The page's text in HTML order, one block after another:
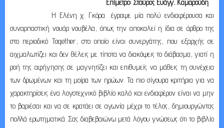
Επίμετρο: Σταύρος Ευάγγ. Καμαρούδη
Η Ελένη χ. Γκόρα έγραψε μία πολύ ενδιαφέρουσα και
συναρπαστική νουάρ νουβέλα, όπως την αποκαλεί η ίδια σε άρθρο της
στο περιοδικό Together, στο οποίο είναι συνεργάτης, που εξαρχής σε
αιχμαλωτίζει και δεν θέλεις με τίποτα να διακόψεις το διάβασμα, γιατί η
ροή της αφήγησης σε μαγνητίζει και επιθυμείς να μάθεις τη συνέχεια
των δρωμένων και τη μοίρα των ηρώων. Τα πιο σίγουρα κριτήρια για να
χαρακτηρίσεις ένα λογοτεχνικό βιβλίο καλό και ενδιαφέρον είναι να μην
το βαριέσαι και να σε κρατάει σε αγωνία μέχρι το τέλος, δημιουργώντας
πολλά ερωτηματικά. Σας διαβεβαιώνω μετά λόγου γνώσεως ότι το βιβλίο